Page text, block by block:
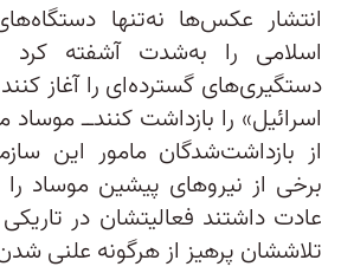
انتشار عکس‌ها نه‌تنها
اسلامی را به‌شدت آشفته
دستگیری‌های گسترده‌ای را آغاز
اسرائیل» را بازداشت کنند‌ــ
از بازداشت‌شدگان مامور این
برخی از نیروهای پیشین موساد را
عادت داشتند فعالیتشان در
تلاششان پرهیز از هرگونه علنی‌